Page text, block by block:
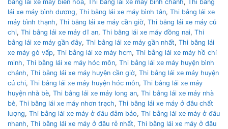
bằng lái xe máy biên hoà, Thi bằng lái xe máy bình chánh,
Thi bằng
lái xe máy bình dương, Thi bằng lái xe máy bình tân, Thi bằng lái xe
máy bình thạnh, Thi bằng lái xe máy cần giờ, Thi bằng lái xe máy củ
chi, Thi bằng lái xe máy dĩ an, Thi bằng lái xe máy đồng nai, Thi
bằng lái xe máy gần đây, Thi bằng lái xe máy gần nhất, Thi bằng lái
xe máy gò vấp, Thi bằng lái xe máy hcm, Thi bằng lái xe máy hồ chí
minh, Thi bằng lái xe máy hóc môn, Thi bằng lái xe máy huyện bình
chánh, Thi bằng lái xe máy huyện cần giờ, Thi bằng lái xe máy huyện
củ chi, Thi bằng lái xe máy huyện hóc môn, Thi bằng lái xe máy
huyện nhà bè, Thi bằng lái xe máy long an, Thi bằng lái xe máy nhà
bè, Thi bằng lái xe máy nhơn trạch, Thi bằng lái xe máy ở đâu chất
lượng, Thi bằng lái xe máy ở đâu đảm bảo, Thi bằng lái xe máy ở đâu
nhanh, Thi bằng lái xe máy ở đâu rẻ nhất, Thi bằng lái xe máy ở đâu